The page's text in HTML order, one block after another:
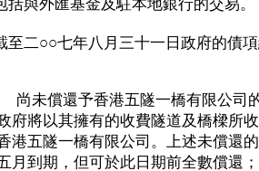
與外匯基金及駐本地銀行的交易。
二○○七年八月三十一日政府的債
尚未償還予香港五隧一橋有限公司
府將以其擁有的收費隧道及橋樑所
港五隧一橋有限公司。上述未償還
月到期，但可於此日期前全數償還